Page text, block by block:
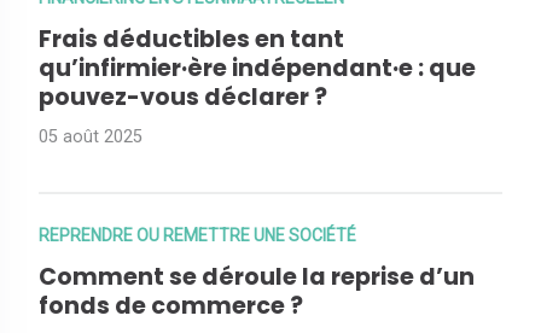
Frais déductibles en tant
qu’infirmier·ère indépendant·e : que
pouvez-vous déclarer ?
05 août 2025
REPRENDRE OU REMETTRE UNE SOCIÉTÉ
Comment se déroule la reprise d’un
fonds de commerce ?